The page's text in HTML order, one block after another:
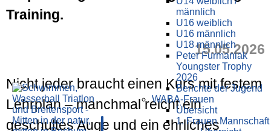
männlich
U16 weiblich
U16 männlich
U18 männlich
Peter Furmaniak
Youngster Trophy
2026
Berichte der Jugend
WABA-Frauen
Übersicht
1. Frauen Mannschaft
Training.
15.05.2026
Nicht jeder braucht einen Kurs mit festem
Lehrplan – manchmal reicht ein
geschultes Auge und ein ehrliches